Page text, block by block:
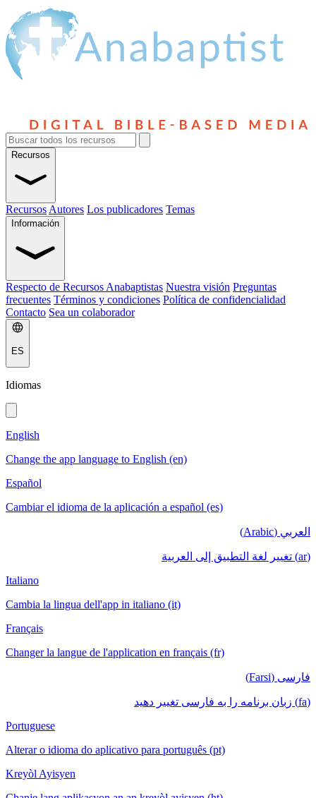
Recursos
Recursos Autores Los publicadores Temas
Información
Respecto de Recursos Anabaptistas Nuestra visión Preguntas
frecuentes Términos y condiciones Política de confidencialidad
Contacto Sea un colaborador
ES
Idiomas
English
Change the app language to English (en)
Español
Cambiar el idioma de la aplicación a español (es)
العربي (Arabic)
(ar) تغيير لغة التطبيق إلى العربية
Italiano
Cambia la lingua dell'app in italiano (it)
Français
Changer la langue de l'application en français (fr)
فارسی (Farsi)
(fa) زبان برنامه را به فارسی تغییر دهید
Portuguese
Alterar o idioma do aplicativo para português (pt)
Kreyòl Ayisyen